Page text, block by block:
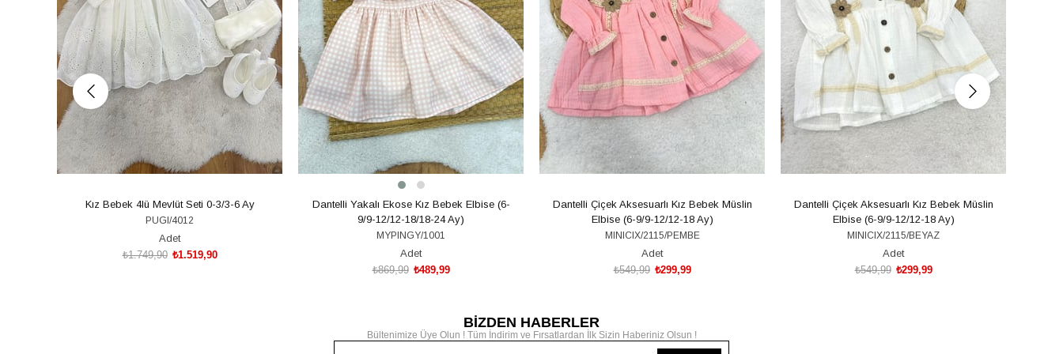
Kız Bebek 4lü Mevlüt Seti 0-3/3-6 Ay
PUGI/4012
Adet
₺1.519,90
₺1.749,90
Dantelli Yakalı Ekose Kız Bebek Elbise (6-
9/9-12/12-18/18-24 Ay)
MYPINGY/1001
Adet
₺489,99
₺869,99
Dantelli Çiçek Aksesuarlı Kız Bebek Müslin
Elbise (6-9/9-12/12-18 Ay)
MINICIX/2115/PEMBE
Adet
₺299,99
₺549,99
Dantelli Çiçek Aksesuarlı Kız Bebek Müslin
Elbise (6-9/9-12/12-18 Ay)
MINICIX/2115/BEYAZ
Adet
₺299,99
₺549,99
BİZDEN HABERLER
Bültenimize Üye Olun ! Tüm İndirim ve Fırsatlardan İlk Sizin Haberiniz Olsun !